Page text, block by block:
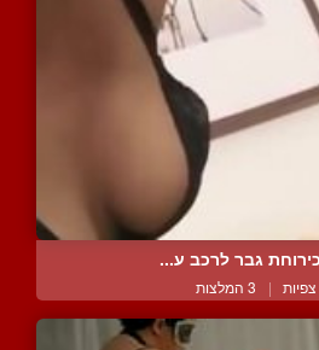
גבר לרכב ע...
| 3 המלצות